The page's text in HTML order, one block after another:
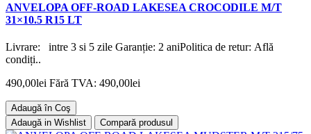
ANVELOPA OFF-ROAD LAKESEA CROCODILE M/T
31×10.5 R15 LT
Livrare: intre 3 si 5 zile Garanție: 2 aniPolitica de retur: Află
condiți..
490,00lei Fără TVA: 490,00lei
Adaugă în Coş
Adaugă in Wishlist
Compară produsul